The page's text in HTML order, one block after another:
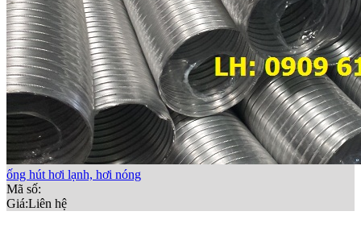
ống hút hơi lạnh, hơi nóng
Mã số:
Giá:Liên hệ